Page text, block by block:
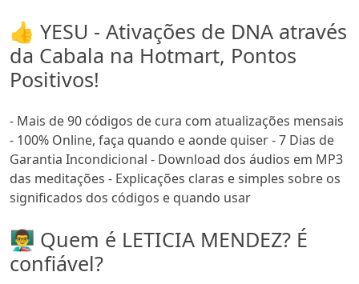
👍 YESU - Ativações de DNA através
da Cabala na Hotmart, Pontos
Positivos!
- Mais de 90 códigos de cura com atualizações mensais
- 100% Online, faça quando e aonde quiser - 7 Dias de
Garantia Incondicional - Download dos áudios em MP3
das meditações - Explicações claras e simples sobre os
significados dos códigos e quando usar
👨‍🏫 Quem é LETICIA MENDEZ? É
confiável?